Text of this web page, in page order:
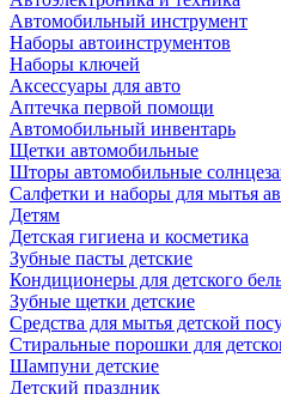
Автомобильный инструмент
Наборы автоинструментов
Наборы ключей
Аксессуары для авто
Аптечка первой помощи
Автомобильный инвентарь
Щетки автомобильные
Шторы автомобильные
Салфетки и наборы для мытья
Детям
Детская гигиена и косметика
Зубные пасты детские
Кондиционеры для детского
Зубные щетки детские
Средства для мытья детской
Стиральные порошки для
Шампуни детские
Детский праздник